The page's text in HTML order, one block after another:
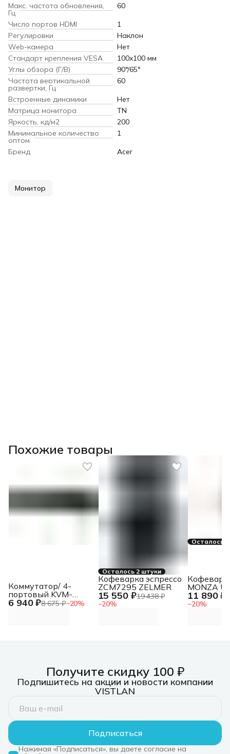
Макс. частота обновления,
Гц
60
Число портов HDMI
1
Регулировки
Наклон
Web-камера
Нет
Стандарт крепления VESA
100x100 мм
Углы обзора (Г/В)
90°/65°
Частота вертикальной
развертки, Гц
60
Встроенные динамики
Нет
Матрица монитора
TN
Яркость, кд/м2
200
Минимальное количество
оптом
1
Бренд
Acer
Монитор
Похожие товары
6 940 ₽8 675 ₽−20%
Коммутатор/ 4-
портовый KVM-
переключатель с
Осталось 2 штуки
15 550 ₽19 438 ₽
−20%
Кофеварка эспрессо
ZCM7295 ZELMER
Осталось
11 890 ₽
−20%
MONZA
Получите скидку 100 ₽
Подпишитесь на акции и новости компании
VISTLAN
Подписаться
Нажимая «Подписаться», вы даете согласие на